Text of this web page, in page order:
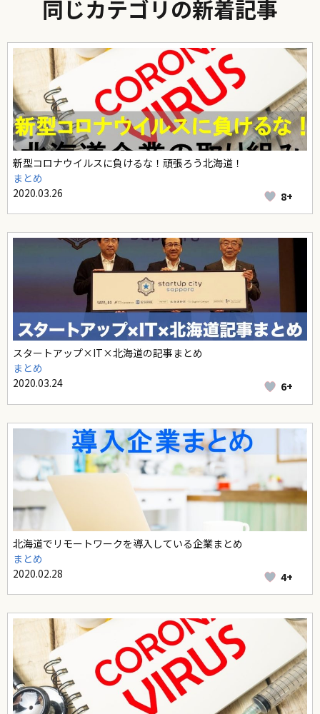
同じカテゴリの新着記事
新型コロナウイルスに負けるな！頑張ろう北海道！
まとめ
2020.03.26
8+
スタートアップ×IT×北海道の記事まとめ
まとめ
2020.03.24
6+
北海道でリモートワークを導入している企業まとめ
まとめ
2020.02.28
4+